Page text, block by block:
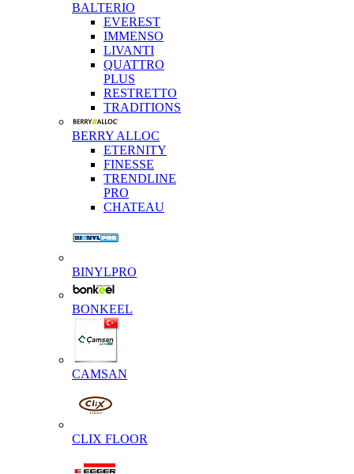
BALTERIO
EVEREST
IMMENSO
LIVANTI
QUATTRO
PLUS
RESTRETTO
TRADITIONS
BERRY ALLOC
ETERNITY
FINESSE
TRENDLINE
PRO
CHATEAU
BINYLPRO
BONKEEL
CAMSAN
CLIX FLOOR